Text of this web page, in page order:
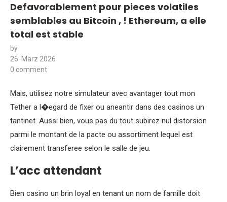
Defavorablement pour pieces volatiles
semblables au Bitcoin , ! Ethereum, a elle
total est stable
by
26. März 2026
0 comment
Mais, utilisez notre simulateur avec avantager tout mon
Tether a l�egard de fixer ou aneantir dans des casinos un
tantinet. Aussi bien, vous pas du tout subirez nul distorsion
parmi le montant de la pacte ou assortiment lequel est
clairement transferee selon le salle de jeu.
L’acc attendant
Bien casino un brin loyal en tenant un nom de famille doit